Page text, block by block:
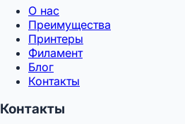
О нас
Преимущества
Принтеры
Филамент
Блог
Контакты
Контакты